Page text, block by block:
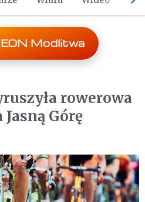
Modlitwa
rowerowa
Górę